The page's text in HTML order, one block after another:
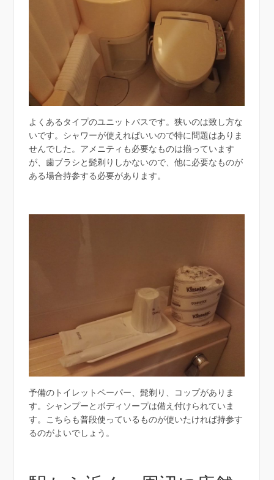
よくあるタイプのユニットバスです。狭いのは致し方な
いです。シャワーが使えればいいので特に問題はありま
せんでした。アメニティも必要なものは揃っています
が、歯ブラシと髭剃りしかないので、他に必要なものが
ある場合持参する必要があります。
予備のトイレットペーパー、髭剃り、コップがありま
す。シャンプーとボディソープは備え付けられていま
す。こちらも普段使っているものが使いたければ持参す
るのがよいでしょう。